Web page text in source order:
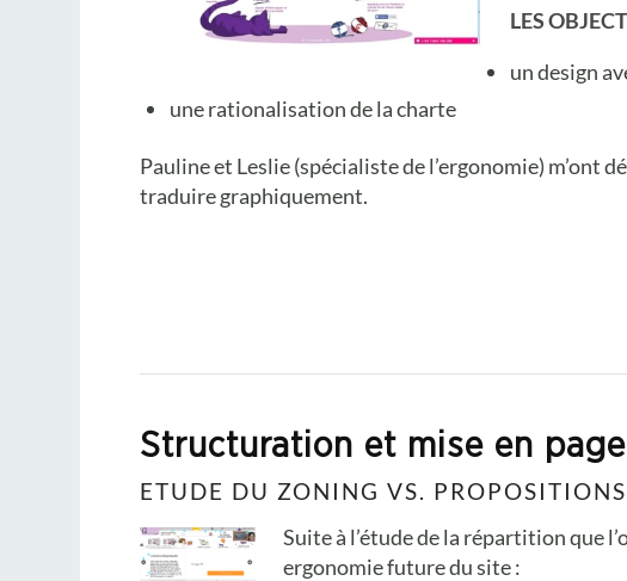
LES
un design
une rationalisation de la charte
Pauline et Leslie (spécialiste de l’ergonomie) m’ont
traduire graphiquement.
Structuration et mise en page
ETUDE DU ZONING VS.
Suite à l’étude de la répartition que
ergonomie future du site :